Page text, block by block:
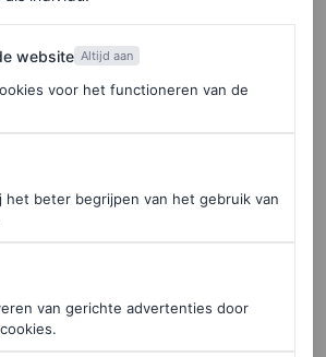
die dit
favorieten
website Altijd aan
voor het functioneren van de
het beter begrijpen van het gebruik van
van gerichte advertenties door